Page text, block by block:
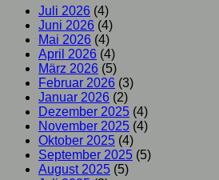
Juli 2026 (4)
Juni 2026 (4)
Mai 2026 (4)
April 2026 (4)
März 2026 (5)
Februar 2026 (3)
Januar 2026 (2)
Dezember 2025 (4)
November 2025 (4)
Oktober 2025 (4)
September 2025 (5)
August 2025 (5)